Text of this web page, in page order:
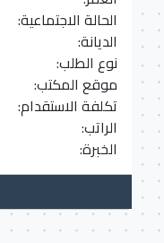
الحالة الاجتماعية:
الديانة:
نوع الطلب:
موقع المكتب:
تكلفة الاستقدام:
الراتب:
الخبرة: